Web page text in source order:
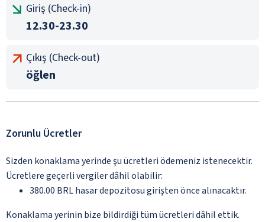
Giriş (Check-in)
12.30-23.30
Çıkış (Check-out)
öğlen
Zorunlu Ücretler
Sizden konaklama yerinde şu ücretleri ödemeniz istenecektir.
Ücretlere geçerli vergiler dâhil olabilir:
380.00 BRL hasar depozitosu girişten önce alınacaktır.
Konaklama yerinin bize bildirdiği tüm ücretleri dâhil ettik.